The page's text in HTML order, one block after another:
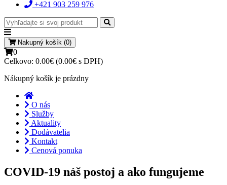
+421 903 259 976
Nakupný košík (0)
0
Celkovo: 0.00€ (0.00€ s DPH)
Nákupný košík je prázdny
O nás
Služby
Aktuality
Dodávatelia
Kontakt
Cenová ponuka
COVID-19 náš postoj a ako fungujeme